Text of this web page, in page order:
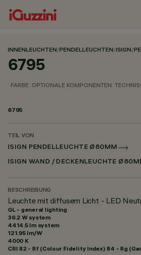
INNENLEUCHTEN/PENDELLEUCHTEN/ISIGN/
6795
FARBE OPTIONALE KOMPONENTEN
6795
TEIL VON
ISIGN PENDELLEUCHTE Ø80MM
ISIGN WAND / DECKENLEUCHTE
BESCHREIBUNG
Leuchte mit diffusem Licht - LED
GL - general lighting
36.2 W system
4414.5 lm system
121.95 lm/W
4000 K
CRI 82 - Rf (Colour Fidelity Index) 84 - Rg